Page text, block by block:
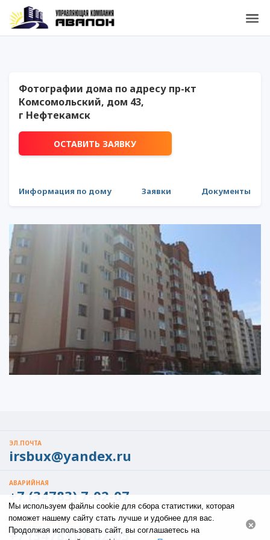
Фотографии дома по адресу пр-кт
Комсомольский, дом 43,
г Нефтекамск
ОСТАВИТЬ ЗАЯВКУ
Информация по дому Заявки Документы
ЭЛ.ПОЧТА
irsbux@yandex.ru
АВАРИЙНАЯ
+7 (34783) 7-02-07
ПО ВСЕМ ВОПРОСАМ
+7 (34783) 7-02-05
Мы используем файлы cookie для сбора статистики, которая
поможет нашему сайту стать лучше и удобнее для вас.
Продолжая использовать сайт, вы соглашаетесь на
×